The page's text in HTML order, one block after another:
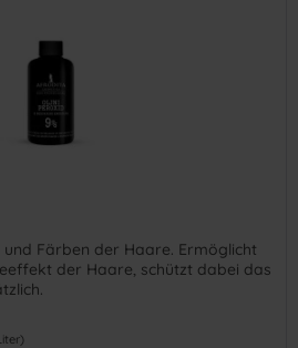
und Färben der Haare. Ermöglicht
der Haare, schützt dabei das